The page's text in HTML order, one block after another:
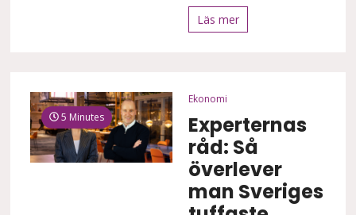
Läs mer
5 Minutes
Ekonomi
Experternas
råd: Så
överlever
man Sveriges